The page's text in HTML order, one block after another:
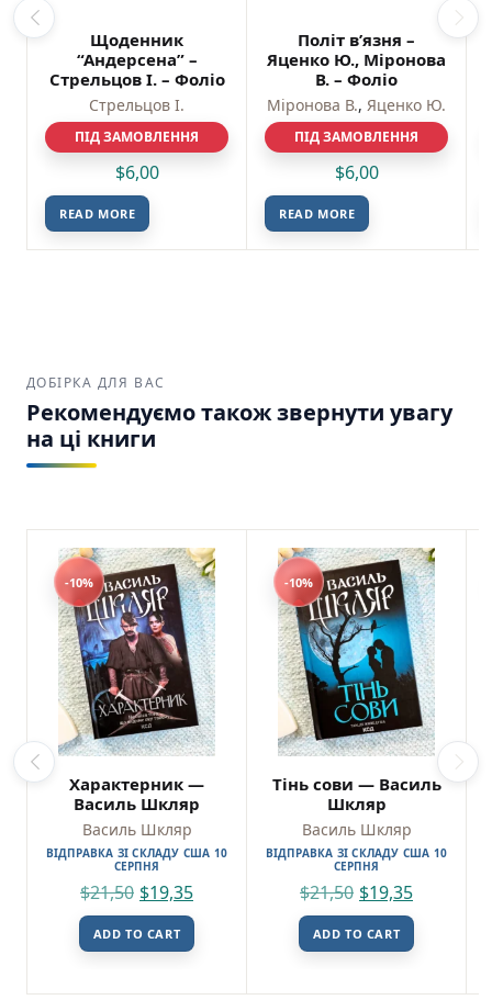
Щоденник
“Андерсена” –
Стрельцов І. – Фоліо
Стрельцов І.
ПІД ЗАМОВЛЕННЯ
$6,00
READ MORE
Політ в’язня –
Яценко Ю., Міронова
В. – Фоліо
Міронова В., Яценко Ю.
ПІД ЗАМОВЛЕННЯ
$6,00
READ MORE
ДОБІРКА ДЛЯ ВАС
Рекомендуємо також звернути увагу
на ці книги
-10%
Характерник —
Василь Шкляр
Василь Шкляр
ВІДПРАВКА ЗІ СКЛАДУ США 10
СЕРПНЯ
$21,50 $19,35
ADD TO CART
-10%
Тінь сови — Василь
Шкляр
Василь Шкляр
ВІДПРАВКА ЗІ СКЛАДУ США 10
СЕРПНЯ
$21,50 $19,35
ADD TO CART